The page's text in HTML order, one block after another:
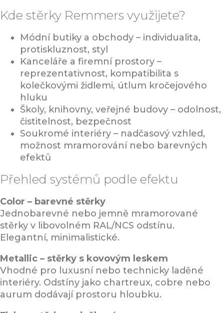
Kde stěrky Remmers využijete?
Módní butiky a obchody – individualita,
protiskluznost, styl
Kanceláře a firemní prostory –
reprezentativnost, kompatibilita s
kolečkovými židlemi, útlum kročejového
hluku
Školy, knihovny, veřejné budovy – odolnost,
čistitelnost, bezpečnost
Soukromé interiéry – nadčasový vzhled,
možnost mramorování nebo barevných
efektů
Přehled systémů podle efektu
Color – barevné stěrky
Jednobarevné nebo jemně mramorované
stěrky v libovolném RAL/NCS odstínu.
Elegantní, minimalistické.
Metallic – stěrky s kovovým leskem
Vhodné pro luxusní nebo technicky laděné
interiéry. Odstíny jako chartreux, cobre nebo
aurum dodávají prostoru hloubku.